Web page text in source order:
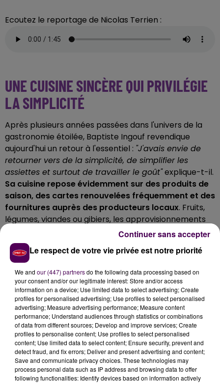
Ecoutez le reportage de Nicolas Terrien :
UNE CUISINE SINCÈRE QUI PRIVILÉGIE
LA SIMPLICITÉ
Après plusieurs années passées dans l'univers de la
gastronomie étoilée, Baptiste Ingouf revendique
aujourd'hui un retour à l'essentiel : "J'avais envie de
retourner vers de la simplicité, de simplifier les
assiettes et surtout de travailler le goût"explique-t-il.
Sa cuisine repose évidemment sur des produits de
saison, des cartes renouvelées fréquemment et des
fournitures auprès des producteurs locaux. Fruits,
légumes, viandes ou gibiers, les approvisionnements
dictent le rythme des menus :"L'idée est d'interpréter
les produits au plus simple et de les mettre en avant
sans artifice"résume le chef. Dans les assiettes, cette
approche se traduit par des recettes lisibles et
gourmandes, où quelques ingrédients suffisent à créer
une émotion :"On veut une cuisine pas trop prise de
tête, où l'on passe simplement un bon moment
autour de la table".
Le respect de votre vie privée est notre priorité
We and our (447) partnersdo the following data processing based on
your consent and/or our legitimate interest: Store and/or access
information on a device; Use limited data to select advertising; Create
profiles for personalised advertising; Use profiles to select personalised
advertising; Measure advertising performance; Measure content
performance; Understand audiences through statistics or combinations
of data from different sources; Develop and improve services; Create
profiles to personalise content; Use profiles to select personalised
content; Use limited data to select content; Ensure security, prevent and
detect fraud, and fix errors; Deliver and present advertising and content;
Save and communicate privacy choices. These technologies may
process personal data such as IP address and browsing data to offer
following functionalities: Identify devices based on information actively
Continuer sans accepter